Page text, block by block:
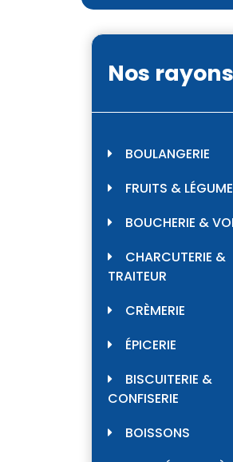
Nos rayons
BOULANGERIE
FRUITS &
BOUCHERIE &
CHARCUTERIE &
TRAITEUR
CRÈMERIE
ÉPICERIE
BISCUITERIE &
CONFISERIE
BOISSONS